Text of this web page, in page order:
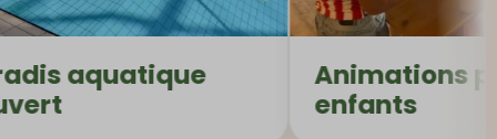
Animations pour